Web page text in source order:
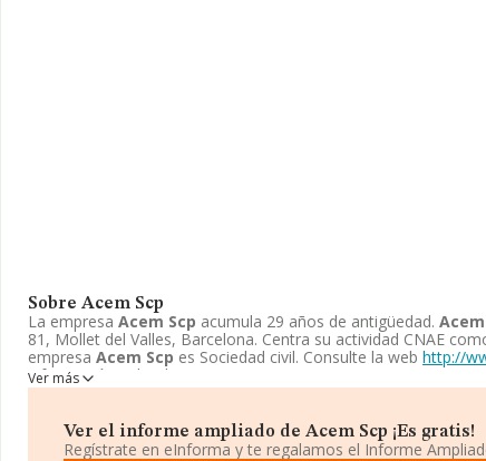
Sobre Acem Scp
La empresa Acem Scp acumula 29 años de antigüedad.
81, Mollet del Valles, Barcelona. Centra su actividad CNAE
empresa Acem Scp es Sociedad civil. Consulte la web http://
información sobre la empresa
Ver más
Ver el informe ampliado de Acem Scp ¡Es gratis!
Regístrate en eInforma y te regalamos el Informe